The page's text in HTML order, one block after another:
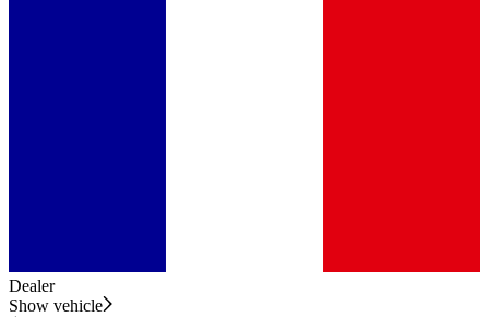
Dealer
Show vehicle